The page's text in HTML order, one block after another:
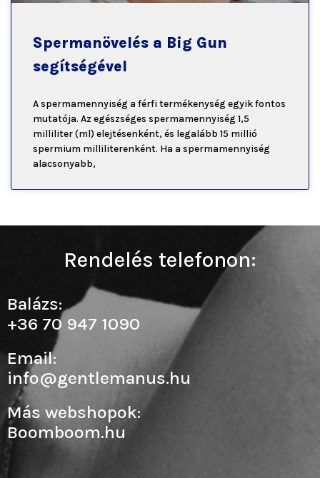
Spermanövelés a Big Gun
segítségével
A spermamennyiség a férfi termékenység egyik fontos
mutatója. Az egészséges spermamennyiség 1,5
milliliter (ml) elejtésenként, és legalább 15 millió
spermium milliliterenként. Ha a spermamennyiség
alacsonyabb,
Rendelés telefonon:
Balázs:
+36 70 947 1090
Email:
info@gentlemanus.hu
Más webshopok:
Boomboom.hu